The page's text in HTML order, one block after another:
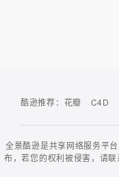
酷逊推荐： 花瓣 C4D
全景酷逊是共享网络服务平
布，若您的权利被侵害，请